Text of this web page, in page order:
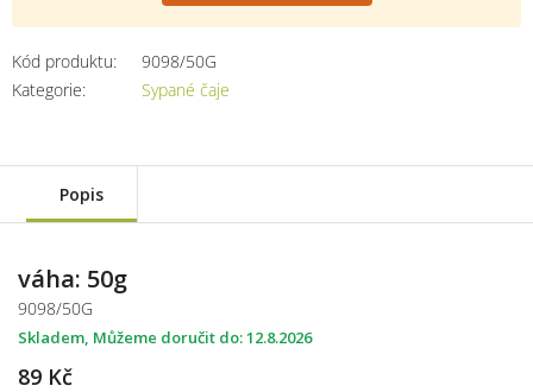
Kód produktu:
9098/50G
Kategorie: Sypané čaje
Popis
váha: 50g
9098/50G
89 Kč
Skladem 12.8.2026